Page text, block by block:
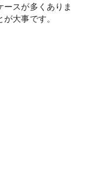
ースが多くありま
大事です。